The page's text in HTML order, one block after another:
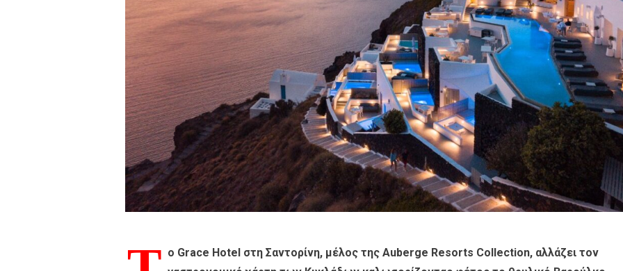
ο Grace Hotel στη Σαντορίνη, μέλος της Auberge Resorts Collection, αλλάζει τον